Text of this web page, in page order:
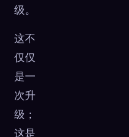
级。
这不
仅仅
是一
次升
级；
这是